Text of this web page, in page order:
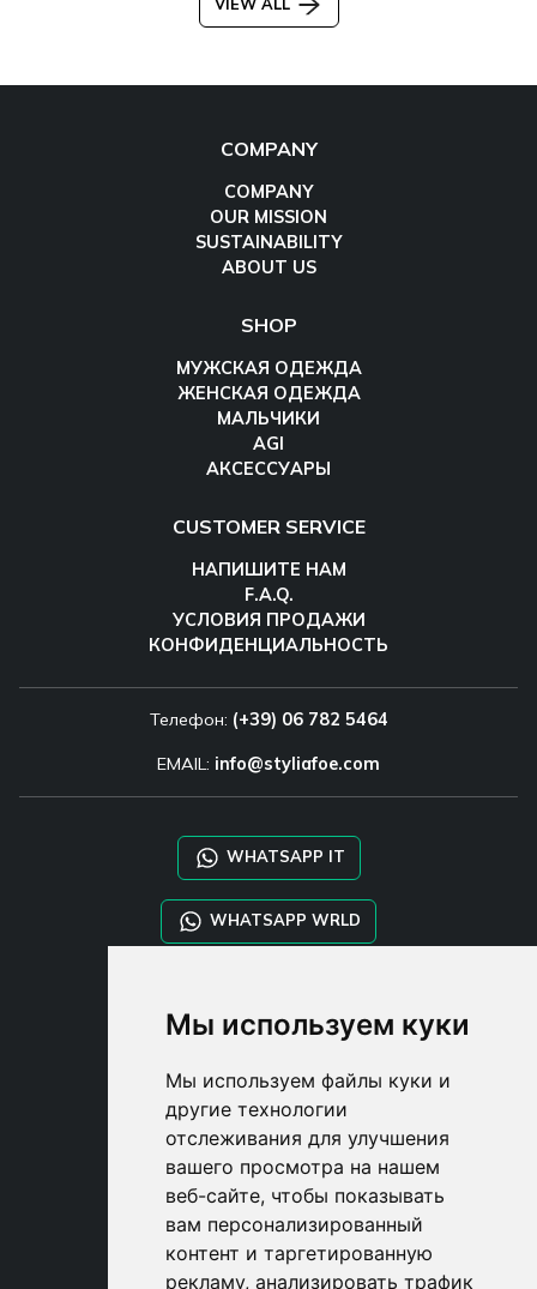
Мы используем куки
Мы используем файлы куки и
другие технологии
отслеживания для улучшения
вашего просмотра на нашем
веб-сайте, чтобы показывать
вам персонализированный
контент и таргетированную
рекламу, анализировать трафик
COMPANY
COMPANY
OUR MISSION
SUSTAINABILITY
ABOUT US
SHOP
МУЖСКАЯ ОДЕЖДА
ЖЕНСКАЯ ОДЕЖДА
МАЛЬЧИКИ
AGI
АКСЕССУАРЫ
CUSTOMER SERVICE
НАПИШИТЕ НАМ
F.A.Q.
УСЛОВИЯ ПРОДАЖИ
КОНФИДЕНЦИАЛЬНОСТЬ
Телефон: (+39) 06 782 5464
EMAIL: info@styliafoe.com
WHATSAPP IT
WHATSAPP WRLD
SHOP B2B
DROPSHIPPING
USER
SUBSCRIBE
ВОЙДИТЕ